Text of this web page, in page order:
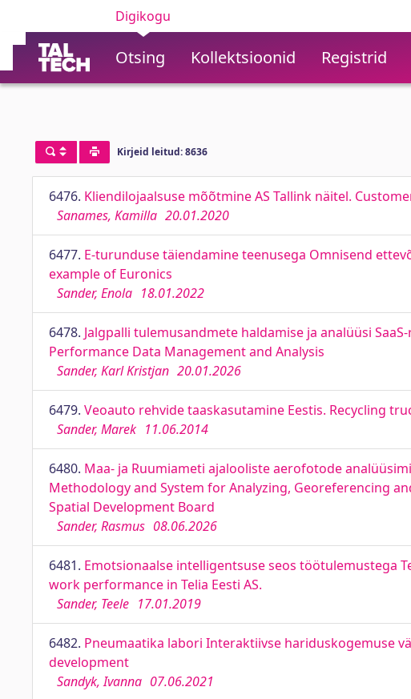
Digikogu
Otsing Kollektsioonid Registrid
Kirjeid leitud: 8636
6476. Kliendilojaalsuse mõõtmine AS Tallink näitel.
Sanames, Kamilla 20.01.2020
6477. E-turunduse täiendamine teenusega Omnisend
example of Euronics
Sander, Enola 18.01.2022
6478. Jalgpalli tulemusandmete haldamise ja analüüsi
Performance Data Management and Analysis
Sander, Karl Kristjan 20.01.2026
6479. Veoauto rehvide taaskasutamine Eestis. Recycling
Sander, Marek 11.06.2014
6480. Maa- ja Ruumiameti ajalooliste aerofotode
Methodology and System for Analyzing, Georeferencing
Spatial Development Board
Sander, Rasmus 08.06.2026
6481. Emotsionaalse intelligentsuse seos töötulemustega
work performance in Telia Eesti AS.
Sander, Teele 17.01.2019
6482. Pneumaatika labori Interaktiivse hariduskogemuse
development
Sandyk, Ivanna 07.06.2021